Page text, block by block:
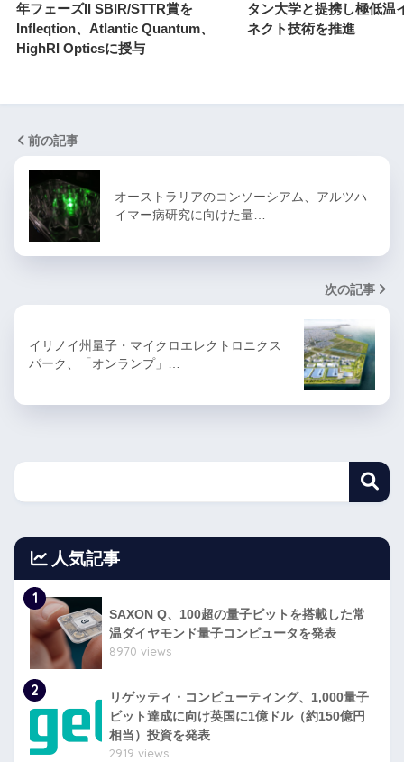
年フェーズII SBIR/STTR賞を
Infleqtion、Atlantic Quantum、
HighRI Opticsに授与
タン大学と提携し極低温
ネクト技術を推進
前の記事
オーストラリアのコンソーシアム、アルツハ
イマー病研究に向けた量…
次の記事
イリノイ州量子・マイクロエレクトロニクス
パーク、「オンランプ」…
人気記事
1
SAXON Q、100超の量子ビットを搭載した常
温ダイヤモンド量子コンピュータを発表
8970 views
2
リゲッティ・コンピューティング、1,000量子
ビット達成に向け英国に1億ドル（約150億円
相当）投資を発表
2919 views